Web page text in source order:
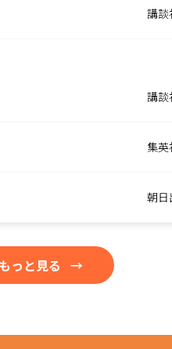
講談
講談
集英
朝日
っと見る